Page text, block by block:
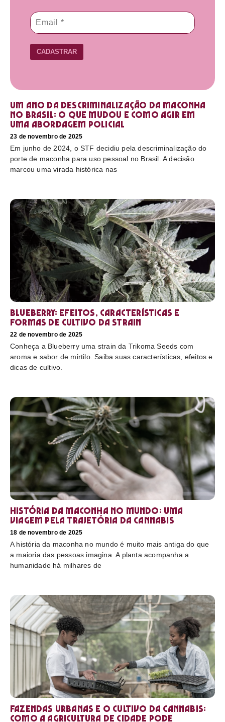
CADASTRAR
Um ano da descriminalização da maconha
no Brasil: o que mudou e como agir em
uma abordagem policial
23 de novembro de 2025
Em junho de 2024, o STF decidiu pela descriminalização do
porte de maconha para uso pessoal no Brasil. A decisão
marcou uma virada histórica nas
Blueberry: efeitos, características e
formas de cultivo da strain
22 de novembro de 2025
Conheça a Blueberry uma strain da Trikoma Seeds com
aroma e sabor de mirtilo. Saiba suas características, efeitos e
dicas de cultivo.
História da maconha no mundo: uma
viagem pela trajetória da cannabis
18 de novembro de 2025
A história da maconha no mundo é muito mais antiga do que
a maioria das pessoas imagina. A planta acompanha a
humanidade há milhares de
Fazendas urbanas e o cultivo da cannabis:
como a agricultura de cidade pode